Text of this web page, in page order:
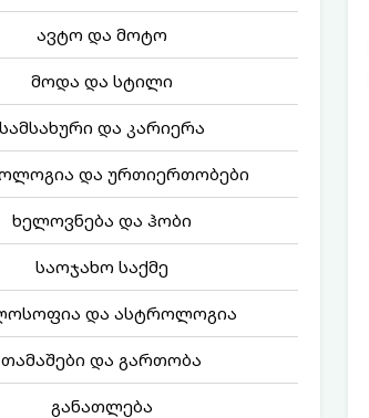
ავტო და მოტო
მოდა და სტილი
სამსახური და კარიერა
და ურთიერთობები
ხელოვნება და ჰობი
საოჯახო საქმე
და ასტროლოგია
თამაშები და გართობა
განათლება